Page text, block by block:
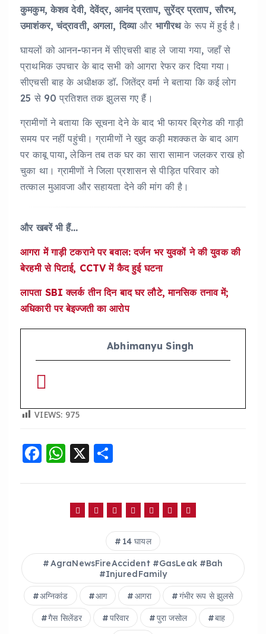
कुमकुम, केशव देवी, देवेंद्र, आनंद प्रताप, सुरेंद्र प्रताप, सौरभ,
उमाशंकर, चंद्रावती, अगला, दिव्याऔर भागीरथके रूप में हुई है।
घायलों को आनन-फानन में सीएचसी बाह ले जाया गया, जहाँ से
प्राथमिक उपचार के बाद सभी को आगरा रेफर कर दिया गया।
सीएचसी बाह के अधीक्षक डॉ. जितेंद्र वर्मा ने बताया कि कई लोग
25 से 90 प्रतिशत तक झुलस गए हैं।
ग्रामीणों ने बताया कि सूचना देने के बाद भी फायर ब्रिगेड की गाड़ी
समय पर नहीं पहुंची। ग्रामीणों ने खुद कड़ी मशक्कत के बाद आग
पर काबू पाया, लेकिन तब तक घर का सारा सामान जलकर राख हो
चुका था। ग्रामीणों ने जिला प्रशासन से पीड़ित परिवार को
तत्काल मुआवजा और सहायता देने की मांग की है।
और खबरें भी हैं…
आगरा में गाड़ी टकराने पर बवाल: दर्जन भर युवकों ने की युवक की
बेरहमी से पिटाई, CCTV में कैद हुई घटना
लापता SBI क्लर्क तीन दिन बाद घर लौटे, मानसिक तनाव में;
अधिकारी पर बेइज्जती का आरोप
Abhimanyu Singh
VIEWS: 975
F
c
o
o
k
W
a
ts
p
p
X
a
re
14 घायल
AgraNewsFireAccident #GasLeak #Bah
#InjuredFamily
अग्निकांड आग आगरा गंभीर रूप से झुलसे
गैस सिलेंडर परिवार पुरा जसोल बाह